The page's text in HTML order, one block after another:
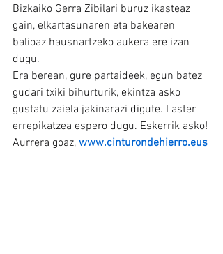
Bizkaiko Gerra Zibilari buruz ikasteaz
gain, elkartasunaren eta bakearen
balioaz hausnartzeko aukera ere izan
dugu.
Era berean, gure partaideek, egun batez
gudari txiki bihurturik, ekintza asko
gustatu zaiela jakinarazi digute. Laster
errepikatzea espero dugu. Eskerrik asko!
Aurrera goaz, www.cinturondehierro.eus